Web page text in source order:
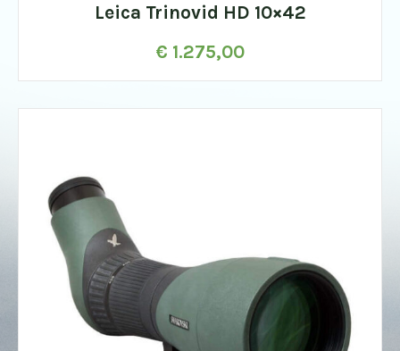
Leica Trinovid HD 10×42
€ 1.275,00